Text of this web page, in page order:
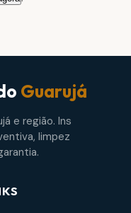
Guarujá
e região. Ins
limpez